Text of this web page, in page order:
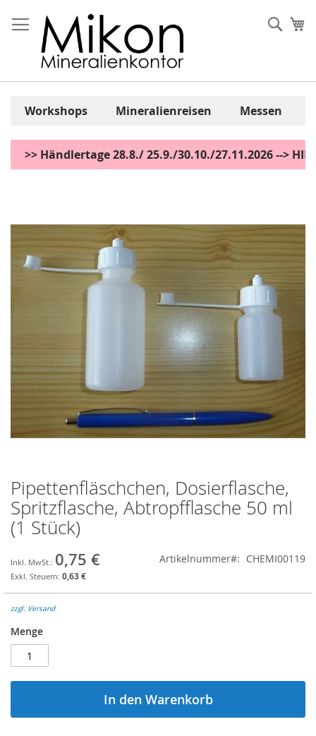
Inhalt
springen
Workshops Mineralienreisen Messen
>> Händlertage 28.8./ 25.9./30.10./27.11.2026 -->
Zum
Anfang
der
Bildgalerie
springen
Pipettenfläschchen, Dosierflasche,
Spritzflasche, Abtropfflasche 50 ml
(1 Stück)
0,75 €
0,63 €
Artikelnummer CHEMI00119
zzgl. Versand
Menge
In den Warenkorb